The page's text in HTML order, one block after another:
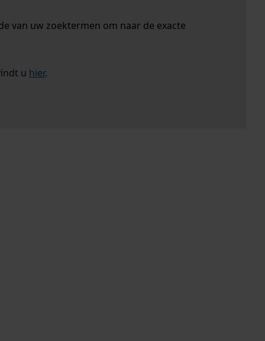
van uw zoektermen om naar de exacte
u hier.